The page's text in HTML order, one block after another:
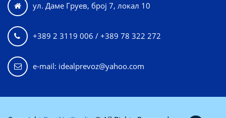
 ул. Даме Груев, број 7, локал 10
 +389 2 3119 006 / +389 78 322 272
e-mail: idealprevoz@yahoo.com